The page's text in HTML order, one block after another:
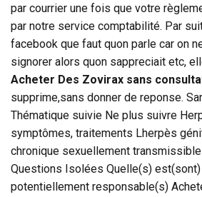
par courrier une fois que votre
par notre service comptabilité. Par
facebook que faut quon parle car on
signorer alors quon sappreciait etc,
Acheter Des Zovirax sans
supprime,sans donner de reponse.
Thématique suivie Ne plus suivre
symptômes, traitements Lherpès
chronique sexuellement
Questions Isolées Quelle(s)
potentiellement responsable(s)